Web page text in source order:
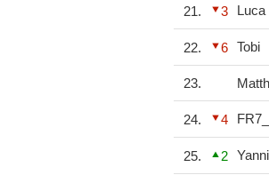
21. 3 Luca
22. 6 Tobi
23.
24. 4
25. 2